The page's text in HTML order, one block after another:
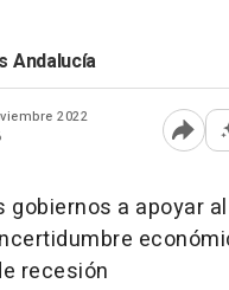
Andalucía
2022
gobiernos a apoyar
recesión